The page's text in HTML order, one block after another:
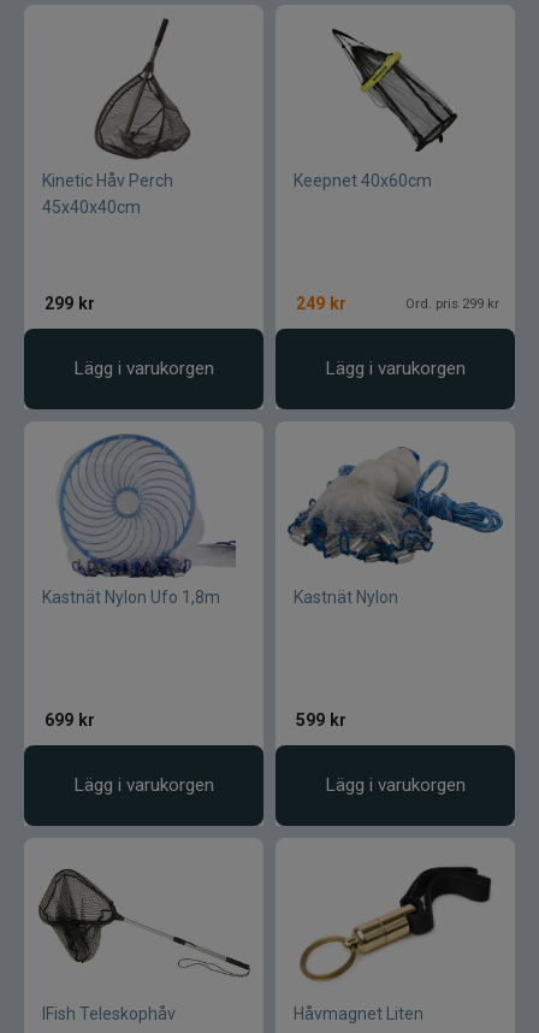
Kinetic Håv Perch
45x40x40cm
299 kr
Lägg i varukorgen
Keepnet 40x60cm
249 kr Ord. pris 299 kr
Lägg i varukorgen
Kastnät Nylon Ufo 1,8m
699 kr
Lägg i varukorgen
Kastnät Nylon
599 kr
Lägg i varukorgen
IFish Teleskophåv Håvmagnet Liten